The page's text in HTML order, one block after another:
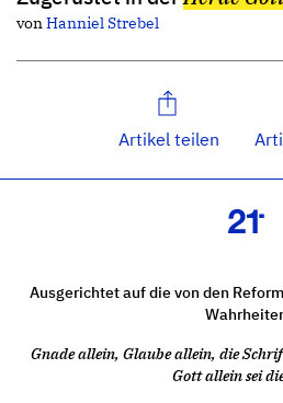
vonHanniel Strebel
Artikel teilen
Ausgerichtet auf die von den
Gnade allein, Glaube allein, die
Gott allein sei